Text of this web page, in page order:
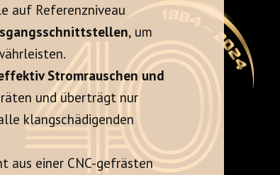
auf Referenzniveau
, um
Stromrauschen und
und überträgt nur
klangschädigenden
aus einer CNC-gefrästen